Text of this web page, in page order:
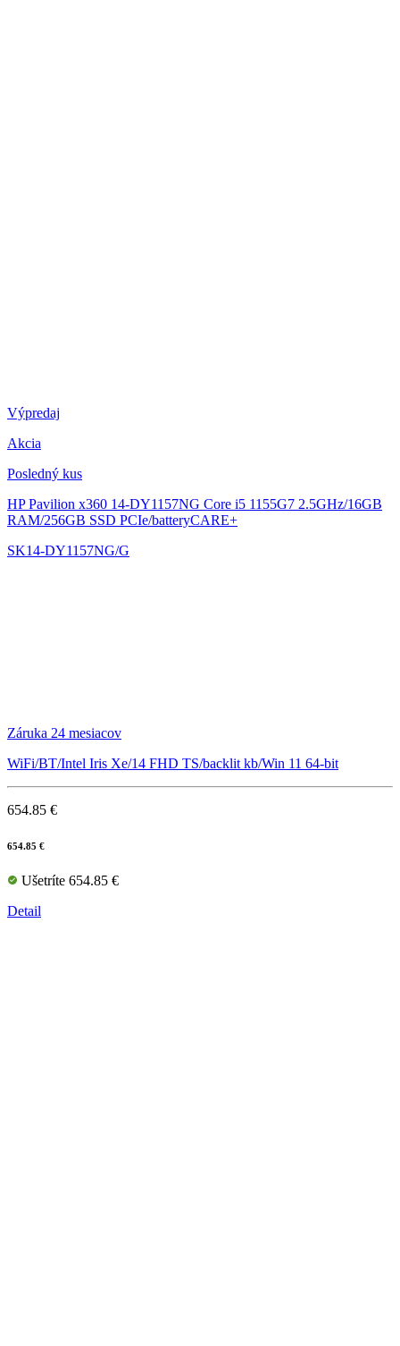
Výpredaj
Akcia
Posledný kus
HP Pavilion x360 14-DY1157NG Core i5 1155G7 2.5GHz/16GB
RAM/256GB SSD PCIe/batteryCARE+
SK14-DY1157NG/G
Záruka 24 mesiacov
WiFi/BT/Intel Iris Xe/14 FHD TS/backlit kb/Win 11 64-bit
654.85 €
654.85 €
Ušetríte 654.85 €
Detail